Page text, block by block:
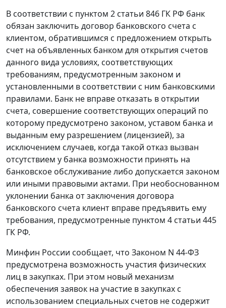
В соответствии с пунктом 2 статьи 846 ГК РФ банк
обязан заключить договор банковского счета с
клиентом, обратившимся с предложением открыть
счет на объявленных банком для открытия счетов
данного вида условиях, соответствующих
требованиям, предусмотренным законом и
установленными в соответствии с ним банковскими
правилами. Банк не вправе отказать в открытии
счета, совершение соответствующих операций по
которому предусмотрено законом, уставом банка и
выданным ему разрешением (лицензией), за
исключением случаев, когда такой отказ вызван
отсутствием у банка возможности принять на
банковское обслуживание либо допускается законом
или иными правовыми актами. При необоснованном
уклонении банка от заключения договора
банковского счета клиент вправе предъявить ему
требования, предусмотренные пунктом 4 статьи 445
ГК РФ.
Минфин России сообщает, что Законом N 44-ФЗ
предусмотрена возможность участия физических
лиц в закупках. При этом новый механизм
обеспечения заявок на участие в закупках с
использованием специальных счетов не содержит